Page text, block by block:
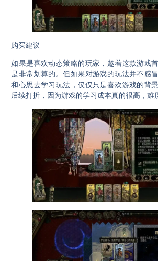
购买建议
如果是喜欢动态策略的玩家，趁着这款游戏
是非常划算的。但如果对游戏的玩法并不感
和心思去学习玩法，仅仅只是喜欢游戏的背
后续打折，因为游戏的学习成本真的很高，难